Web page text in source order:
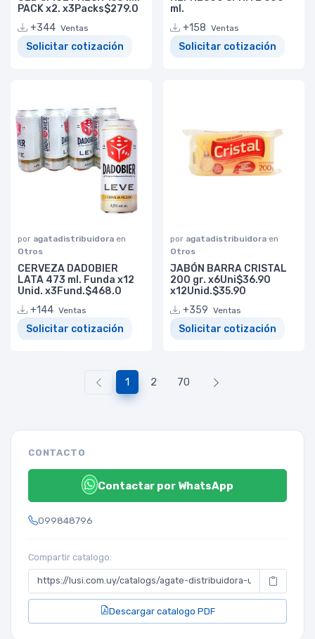
PACK x2. x3Packs$279.0
+344 Ventas
Solicitar cotización
ml.
+158 Ventas
Solicitar cotización
por agatadistribuidora en
Otros
CERVEZA DADOBIER
LATA 473 ml. Funda x12
Unid. x3Fund.$468.0
+144 Ventas
Solicitar cotización
por agatadistribuidora en
Otros
JABÓN BARRA CRISTAL
200 gr. x6Uni$36.90
x12Unid.$35.90
+359 Ventas
Solicitar cotización
1 2 70
CONTACTO
Contactar por WhatsApp
099848796
Compartir catalogo:
Descargar catalogo PDF